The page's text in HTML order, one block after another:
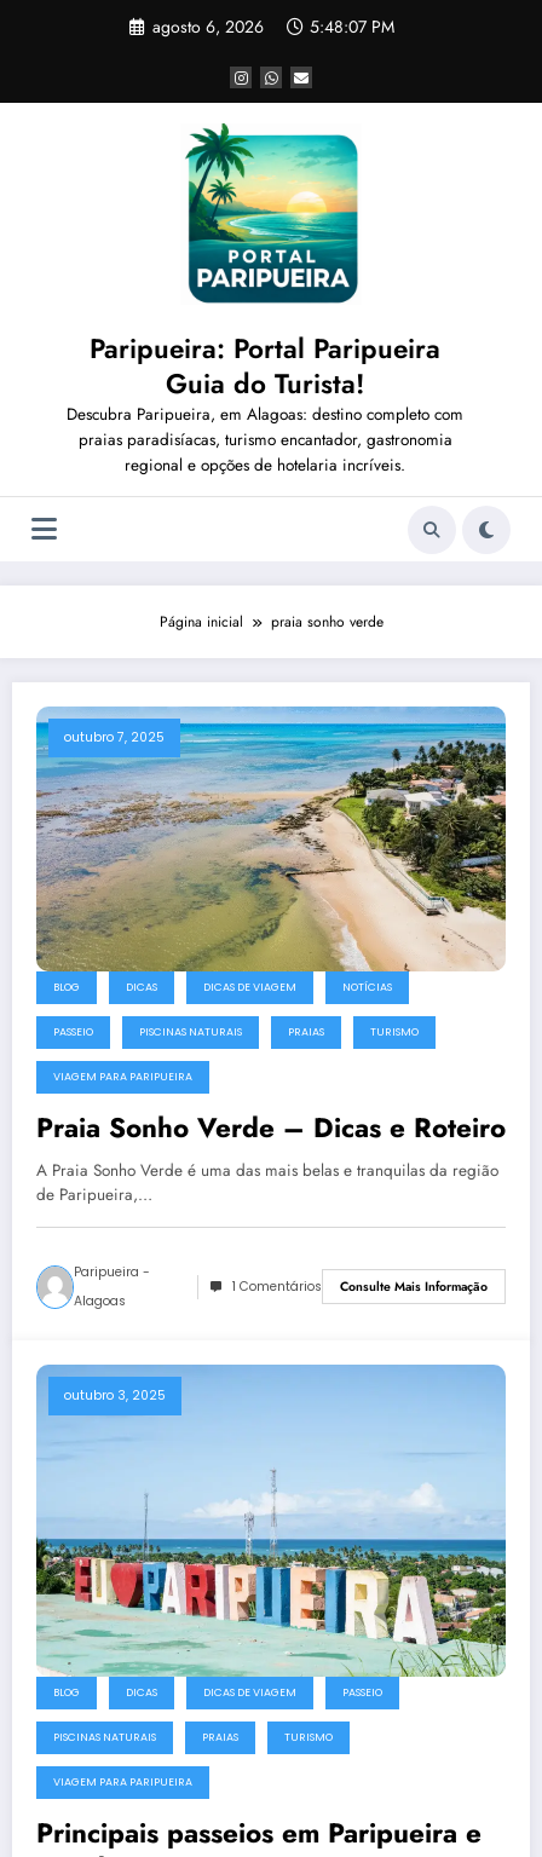
agosto 6, 2026 5:48:09 PM
Paripueira: Portal Paripueira
Guia do Turista!
Descubra Paripueira, em Alagoas: destino completo com
praias paradisíacas, turismo encantador, gastronomia
regional e opções de hotelaria incríveis.
Página inicial praia sonho verde
outubro 7, 2025
BLOG DICAS DICAS DE VIAGEM NOTÍCIAS
PASSEIO PISCINAS NATURAIS PRAIAS TURISMO
VIAGEM PARA PARIPUEIRA
Praia Sonho Verde – Dicas e Roteiro
A Praia Sonho Verde é uma das mais belas e tranquilas da região
de Paripueira,…
Paripueira -
Alagoas
1 Comentários Consulte Mais Informação
outubro 3, 2025
BLOG DICAS DICAS DE VIAGEM PASSEIO
PISCINAS NATURAIS PRAIAS TURISMO
VIAGEM PARA PARIPUEIRA
Principais passeios em Paripueira e